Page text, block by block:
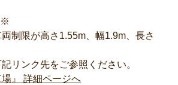
※
制限が高さ1.55m、幅1.9m、長さ
リンク先をご参照ください。
場』 詳細ページへ